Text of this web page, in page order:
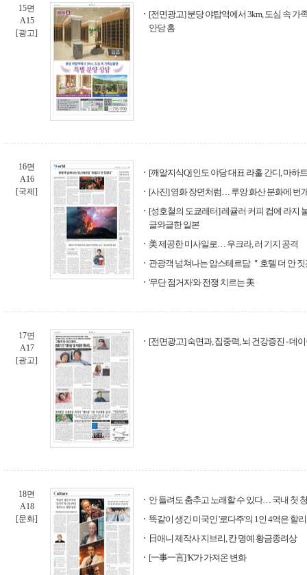
15면
A15
[광고]
[전면광고] 분당 야탑역에서 3km, 도심 속 가
안당 홈
16면
A16
[국제]
[깨알지식Q] 인도 야당 대표 라훌 간디, 마하
[사진] 영화 장면처럼… 루앙 화산 분화에 번
[성호철의 도쿄레터] 레귤러 커피 컵에 라지
글와글한 일본
美 제공한 미사일로… 우크라, 러 기지 공격
관광객 넘쳐나는 암스테르담 ＂호텔 더 안
'무단 점거자'와 전쟁 치르는 美
17면
A17
[광고]
[전면광고] 숙면과, 집중력, 뇌 건강증진 - 데
18면
A18
[문화]
안 들려도 춤추고 노래할 수 있다… 국내 첫
똑같이 생긴 미국인 '로다주'의 1인 4역은 할
日애니 제작사 지브리, 칸 명예 황금종려상
[一事一言] 'K'가 가져온 변화